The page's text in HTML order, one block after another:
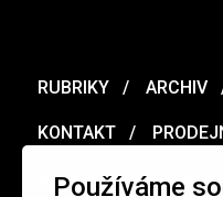
Používáme
RUBRIKY ARCHIV
KONTAKT
MERCH VOUCHER